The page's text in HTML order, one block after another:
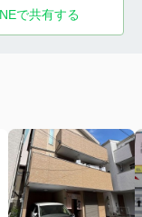
で共有する